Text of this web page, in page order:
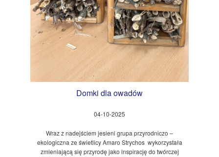
Domki dla owadów
04-10-2025
Wraz z nadejściem jesieni grupa przyrodniczo –
ekologiczna ze świetlicy Amaro Strychos wykorzystała
zmieniającą się przyrodę jako inspirację do twórczej